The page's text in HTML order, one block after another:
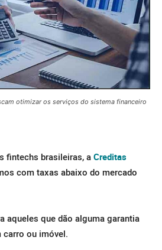
otimizar os serviços do sistema financeiro
fintechs brasileiras, a Creditas
com taxas abaixo do mercado
aqueles que dão alguma garantia
carro ou imóvel.